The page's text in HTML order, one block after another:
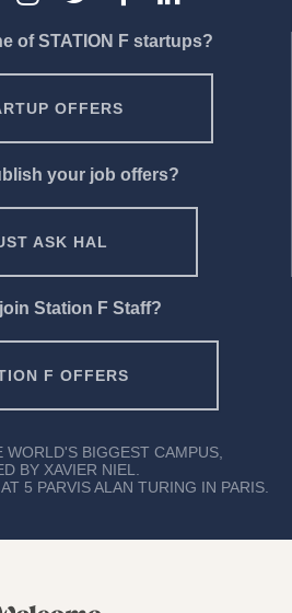
of STATION F startups?
OFFERS
your job offers?
ASK HAL
Station F Staff?
F OFFERS
WORLD'S BIGGEST CAMPUS,
BY XAVIER NIEL.
5 PARVIS ALAN TURING IN PARIS.